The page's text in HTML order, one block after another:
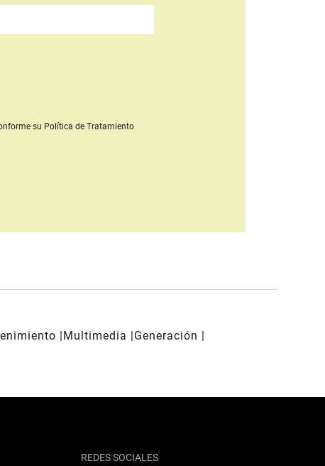
su Política de Tratamiento
Multimedia
Generación
REDES SOCIALES